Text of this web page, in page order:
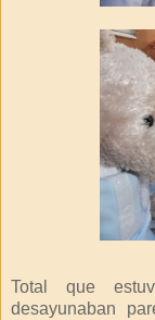
Total que
desayunaban